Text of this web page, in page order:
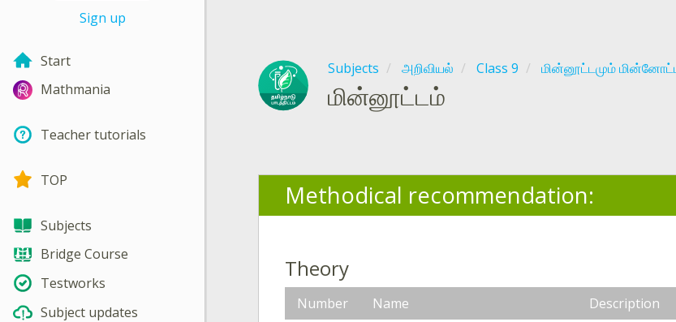
Sign up
Start
Mathmania
Teacher tutorials
TOP
Subjects
Bridge Course
Testworks
Subject updates
Subjects அறிவியல் Class 9 மின்னூட்டமும்
மின்னூட்டம்
Methodical recommendation:
Theory
Number Name
Description